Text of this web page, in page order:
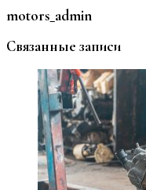
motors_admin
Связанные записи